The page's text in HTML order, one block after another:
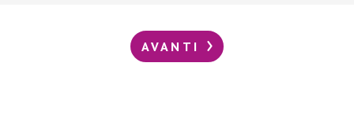
AVANTI